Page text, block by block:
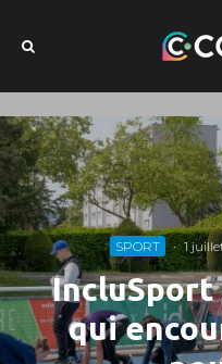
SPORT · 1
qui